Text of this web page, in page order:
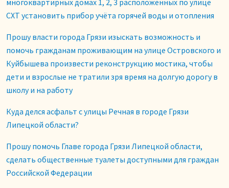
СХТ установить прибор учёта горячей воды и отопления
Прошу власти города Грязи изыскать возможность и
помочь гражданам проживающим на улице Островского и
Куйбышева произвести реконструкцию мостика, чтобы
дети и взрослые не тратили зря время на долгую дорогу в
школу и на работу
Куда делся асфальт с улицы Речная в городе Грязи
Липецкой области?
Прошу помочь Главе города Грязи Липецкой области,
сделать общественные туалеты доступными для граждан
Российской Федерации